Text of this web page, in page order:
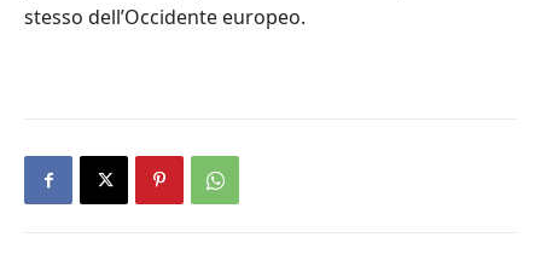
stesso dell’Occidente europeo.